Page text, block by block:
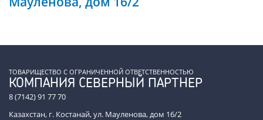
ТОВАРИЩЕСТВО С ОГРАНИЧЕННОЙ ОТВЕТСТВЕННОСТЬЮ
КОМПАНИЯ СЕВЕРНЫЙ ПАРТНЕР
8 (7142) 91 77 70
Казахстан, г. Костанай, ул. Мауленова, дом 16/2